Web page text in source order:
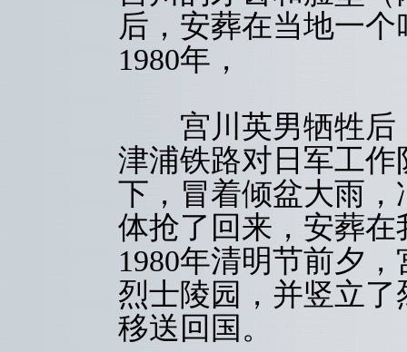
后，安葬在当地一
1980年，
宫川英男牺牲后
津浦铁路对日军工
下，冒着倾盆大雨
体抢了回来，安葬
1980年清明节前夕
烈士陵园，并竖立了
移送回国。